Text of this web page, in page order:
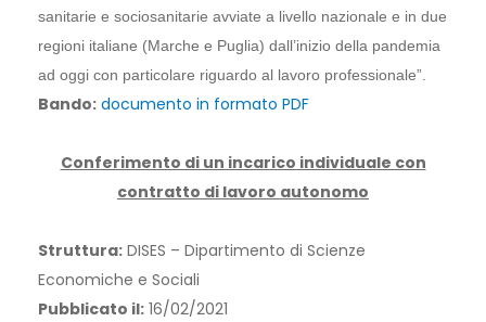
sanitarie e sociosanitarie avviate a livello nazionale e in due
regioni italiane (Marche e Puglia) dall’inizio della pandemia
ad oggi con particolare riguardo al lavoro professionale”.
Bando: documento in formato PDF
Conferimento di un incarico individuale con
contratto di lavoro autonomo
Struttura: DISES – Dipartimento di Scienze
Economiche e Sociali
Pubblicato il: 16/02/2021